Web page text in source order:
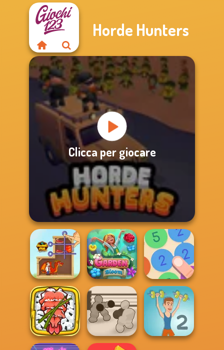
Horde Hunters
Clicca per giocare
Home Pin 1 Garden Bloom Merge 13